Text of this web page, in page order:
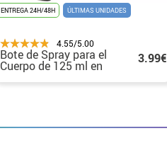
ENTREGA 24H/48H ÚLTIMAS UNIDADES
4.55/5.00
Bote de Spray para el
Cuerpo de 125 ml en
varios colores
3.99€